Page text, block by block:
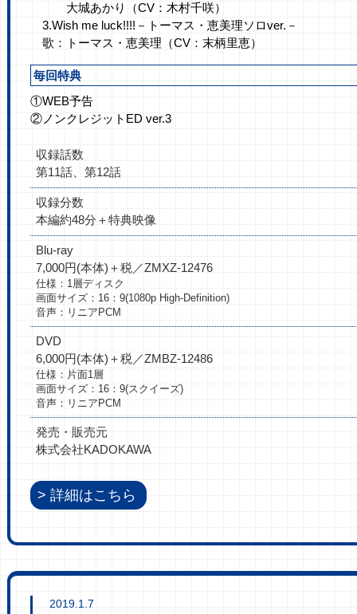
大城あかり（CV：木村千咲）
3.Wish me luck!!!!－トーマス・恵美理ソロver.－
歌：トーマス・恵美理（CV：末柄里恵）
毎回特典
①WEB予告
②ノンクレジットED ver.3
収録話数
第11話、第12話
収録分数
本編約48分＋特典映像
Blu-ray
7,000円(本体)＋税／ZMXZ-12476
仕様：1層ディスク
画面サイズ：16：9(1080p High-Definition)
音声：リニアPCM
DVD
6,000円(本体)＋税／ZMBZ-12486
仕様：片面1層
画面サイズ：16：9(スクイーズ)
音声：リニアPCM
発売・販売元
株式会社KADOKAWA
詳細はこちら
2019.1.7